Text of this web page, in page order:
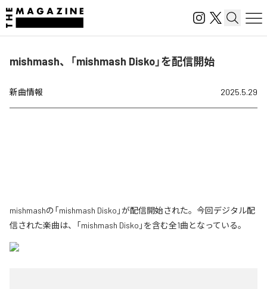
mishmash、「mishmash Disko」を配信開始
新曲情報 2025.5.29
mishmashの「mishmash Disko」が配信開始された。今回デジタル配
信された楽曲は、「mishmash Disko」を含む全1曲となっている。